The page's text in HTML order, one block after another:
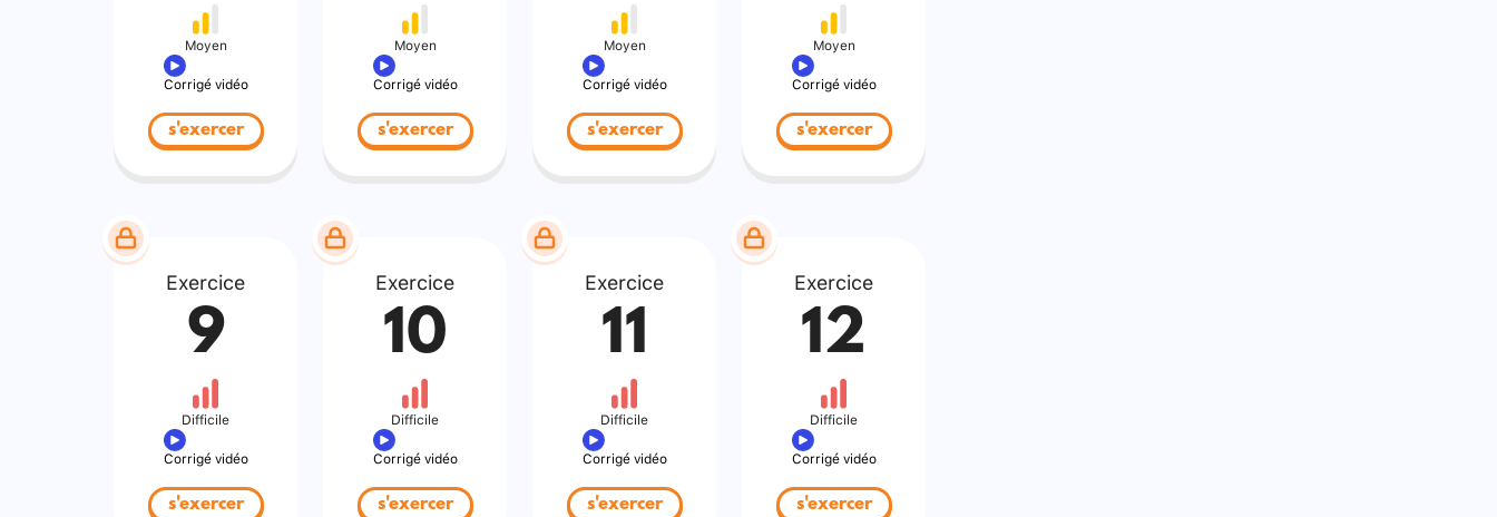
Moyen
Corrigé vidéo
s'exercer
Moyen
Corrigé vidéo
s'exercer
Moyen
Corrigé vidéo
s'exercer
Moyen
Corrigé vidéo
s'exercer
Exercice
9
Difficile
Corrigé vidéo
s'exercer
Exercice
10
Difficile
Corrigé vidéo
s'exercer
Exercice
11
Difficile
Corrigé vidéo
s'exercer
Exercice
12
Difficile
Corrigé vidéo
s'exercer